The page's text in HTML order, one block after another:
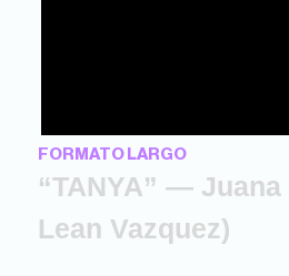
FORMATO LARGO
“TANYA” — Juana
Lean Vazquez)